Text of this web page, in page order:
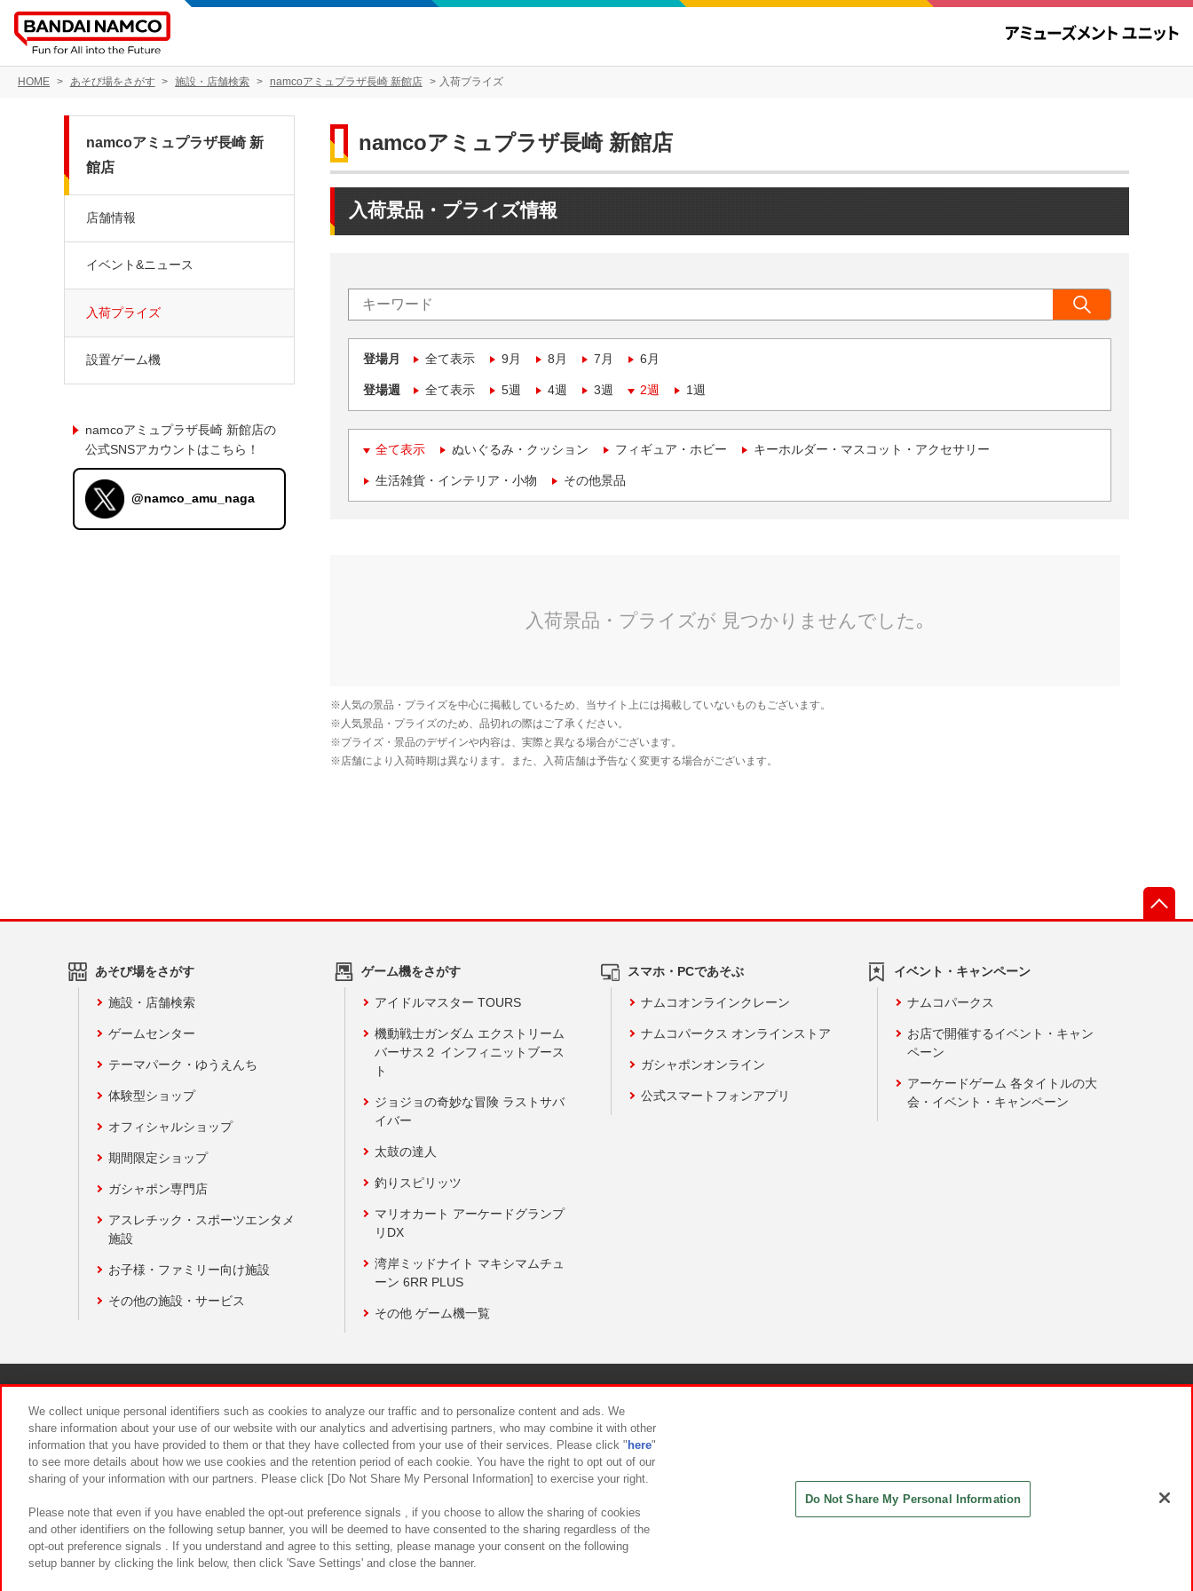
HOME あそび場をさがす 施設・店舗検索 namcoアミュプラザ長崎 新館店 入荷プライズ
namcoアミュプラザ長崎 新館店
入荷景品・プライズ情報
登場月 全て表示 9月 8月 7月 6月
登場週 全て表示 5週 4週 3週 2週 1週
全て表示 ぬいぐるみ・クッション フィギュア・ホビー キーホルダー・マスコット・アクセサリー
生活雑貨・インテリア・小物 その他景品
namcoアミュプラザ長崎 新
館店
店舗情報
イベント&ニュース
入荷プライズ
設置ゲーム機
namcoアミュプラザ長崎 新館店の
公式SNSアカウントはこちら！
@namco_amu_naga
あそび場をさがす
施設・店舗検索
ゲームセンター
テーマパーク・ゆうえんち
体験型ショップ
オフィシャルショップ
期間限定ショップ
ガシャポン専門店
アスレチック・スポーツエンタメ
施設
お子様・ファミリー向け施設
その他の施設・サービス
ゲーム機をさがす
アイドルマスター TOURS
機動戦士ガンダム エクストリーム
バーサス２ インフィニットブース
ト
ジョジョの奇妙な冒険 ラストサバ
イバー
太鼓の達人
釣りスピリッツ
マリオカート アーケードグランプ
リDX
湾岸ミッドナイト マキシマムチュ
ーン 6RR PLUS
その他 ゲーム機一覧
スマホ・PCであそぶ
ナムコオンラインクレーン
ナムコパークス オンラインストア
ガシャポンオンライン
公式スマートフォンアプリ
イベント・キャンペーン
ナムコパークス
お店で開催するイベント・キャン
ペーン
アーケードゲーム 各タイトルの大
会・イベント・キャンペーン
食品のご提供について カスタマーハラスメント対応方針
We collect unique personal identifiers such as cookies to analyze our traffic and to personalize content and ads. We
share information about your use of our website with our analytics and advertising partners, who may combine it with other
information that you have provided to them or that they have collected from your use of their services. Please click " here"
to see more details about how we use cookies and the retention period of each cookie. You have the right to opt out of our
sharing of your information with our partners. Please click [Do Not Share My Personal Information] to exercise your right.
Please note that even if you have enabled the opt-out preference signals , if you choose to allow the sharing of cookies
and other identifiers on the following setup banner, you will be deemed to have consented to the sharing regardless of the
opt-out preference signals . If you understand and agree to this setting, please manage your consent on the following
setup banner by clicking the link below, then click 'Save Settings' and close the banner.
Do Not Share My Personal Information